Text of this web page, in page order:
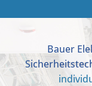
Bauer